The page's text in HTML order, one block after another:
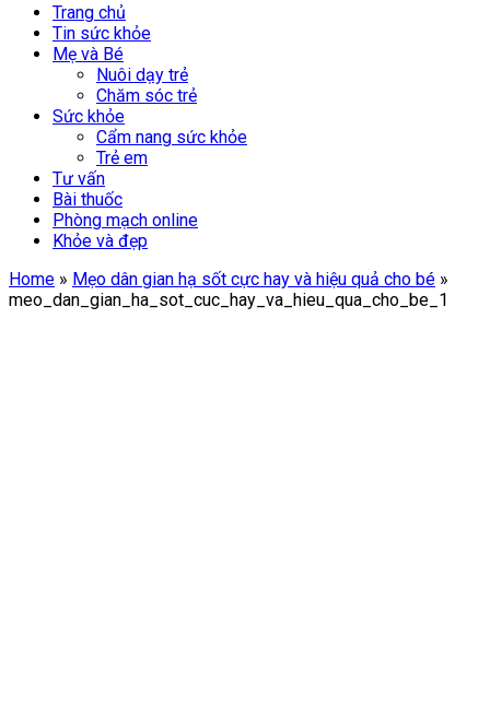
Trang chủ
Tin sức khỏe
Mẹ và Bé
Nuôi dạy trẻ
Chăm sóc trẻ
Sức khỏe
Cẩm nang sức khỏe
Trẻ em
Tư vấn
Bài thuốc
Phòng mạch online
Khỏe và đẹp
Home » Mẹo dân gian hạ sốt cực hay và hiệu quả cho bé »
meo_dan_gian_ha_sot_cuc_hay_va_hieu_qua_cho_be_1